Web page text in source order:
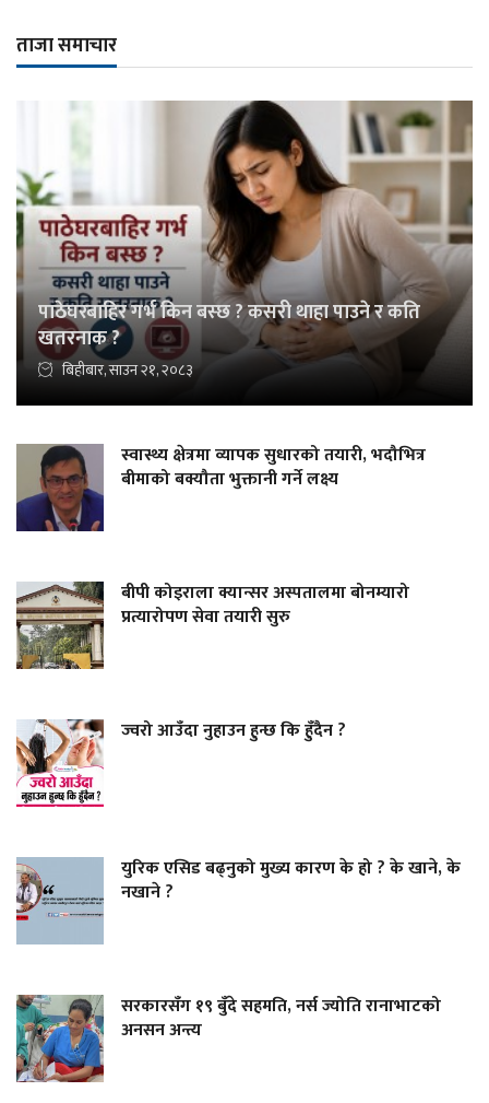
ताजा समाचार
पाठेघरबाहिर गर्भ किन बस्छ ? कसरी थाहा पाउने र कति
खतरनाक ?
बिहीबार, साउन २१, २०८३
स्वास्थ्य क्षेत्रमा व्यापक सुधारको तयारी, भदौभित्र
बीमाको बक्यौता भुक्तानी गर्ने लक्ष्य
बीपी कोइराला क्यान्सर अस्पतालमा बोनम्यारो
प्रत्यारोपण सेवा तयारी सुरु
ज्वरो आउँदा नुहाउन हुन्छ कि हुँदैन ?
युरिक एसिड बढ्नुको मुख्य कारण के हो ? के खाने, के
नखाने ?
सरकारसँग १९ बुँदे सहमति, नर्स ज्योति रानाभाटको
अनसन अन्त्य